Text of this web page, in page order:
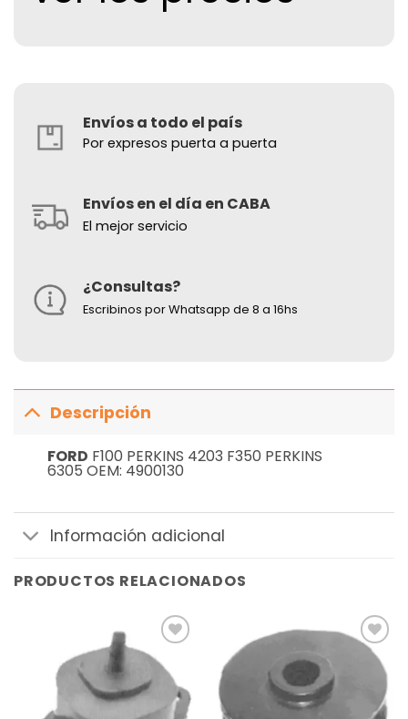
Envíos a todo el país
Por expresos puerta a puerta
Envíos en el día en CABA
El mejor servicio
¿Consultas?
Escribinos por Whatsapp de 8 a 16hs
Descripción
FORD F100 PERKINS 4203 F350 PERKINS
6305 OEM: 4900130
Información adicional
PRODUCTOS RELACIONADOS
Añadir
a la
lista de
deseos
Añadir
deseos